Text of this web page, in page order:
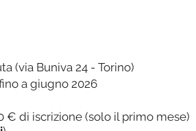
(via Buniva 24 - Torino)
a giugno 2026
€ di iscrizione (solo il primo mese)